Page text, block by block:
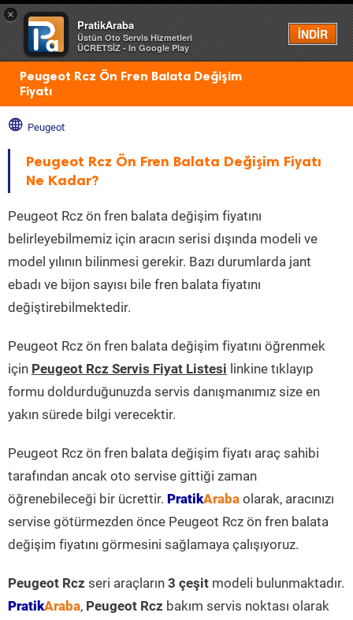
×
PratikAraba
Üstün Oto Servis Hizmetleri
ÜCRETSİZ - In Google Play
İNDİR
Menü
Peugeot Rcz Ön Fren Balata Değişim
Fiyatı
Peugeot
Peugeot Rcz Ön Fren Balata Değişim Fiyatı
Ne Kadar?
Peugeot Rcz ön fren balata değişim fiyatını
belirleyebilmemiz için aracın serisi dışında modeli ve
model yılının bilinmesi gerekir. Bazı durumlarda jant
ebadı ve bijon sayısı bile fren balata fiyatını
değiştirebilmektedir.
Peugeot Rcz ön fren balata değişim fiyatını öğrenmek
için Peugeot Rcz Servis Fiyat Listesi linkine tıklayıp
formu doldurduğunuzda servis danışmanımız size en
yakın sürede bilgi verecektir.
Peugeot Rcz ön fren balata değişim fiyatı araç sahibi
tarafından ancak oto servise gittiği zaman
öğrenebileceği bir ücrettir. PratikAraba olarak, aracınızı
servise götürmezden önce Peugeot Rcz ön fren balata
değişim fiyatını görmesini sağlamaya çalışıyoruz.
Peugeot Rcz seri araçların 3 çeşit modeli bulunmaktadır.
PratikAraba, Peugeot Rcz bakım servis noktası olarak